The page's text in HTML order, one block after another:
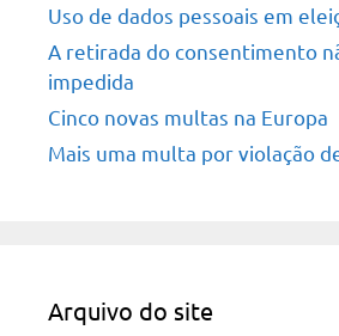
Uso de dados pessoais em
A retirada do consentimento
impedida
Cinco novas multas na Europa
Mais uma multa por violação
Arquivo do site